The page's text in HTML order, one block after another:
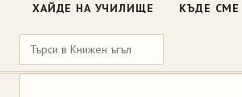
ХАЙДЕ НА УЧИЛИЩЕ КЪДЕ СМЕ